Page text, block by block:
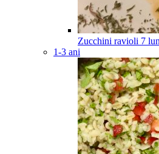
Zucchini ravioli 7
1-3 ani